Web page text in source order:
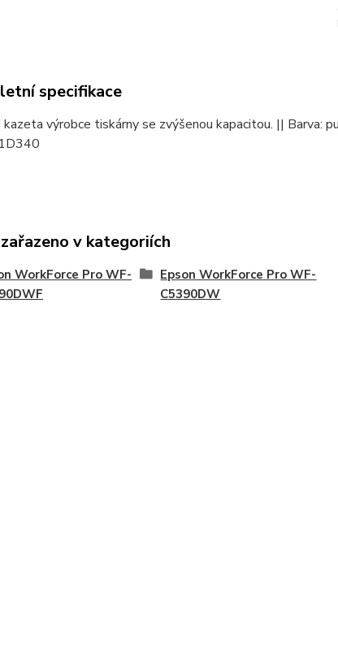
specifikace
výrobce tiskárny se zvýšenou kapacitou. || Barva:
v kategoriích
WorkForce Pro WF-
Epson WorkForce Pro WF-
C5390DW